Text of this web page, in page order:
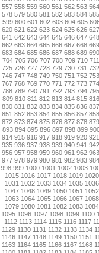
557 558 559 560 561 562 563 564
578 579 580 581 582 583 584 585
599 600 601 602 603 604 605
620 621 622 623 624 625 626 627
641 642 643 644 645 646 647 648
662 663 664 665 666 667 668 669
683 684 685 686 687 688 689 690
704 705 706 707 708 709 710 711
725 726 727 728 729 730 731 732
746 747 748 749 750 751 752 753
767 768 769 770 771 772 773 774
788 789 790 791 792 793 794 795
809 810 811 812 813 814 815 816
830 831 832 833 834 835 836 837
851 852 853 854 855 856 857 858
872 873 874 875 876 877 878 879
893 894 895 896 897 898 899
914 915 916 917 918 919 920 921
935 936 937 938 939 940 941 942
956 957 958 959 960 961 962 963
977 978 979 980 981 982 983 984
998 999 1000 1001 1002 1003
1015 1016 1017 1018 1019 1020
1031 1032 1033 1034 1035 1036
1047 1048 1049 1050 1051 1052
1063 1064 1065 1066 1067 1068
1079 1080 1081 1082 1083 1084
1095 1096 1097 1098 1099 1100
1112 1113 1114 1115 1116 1117
1129 1130 1131 1132 1133 1134
1146 1147 1148 1149 1150 1151
1163 1164 1165 1166 1167 1168